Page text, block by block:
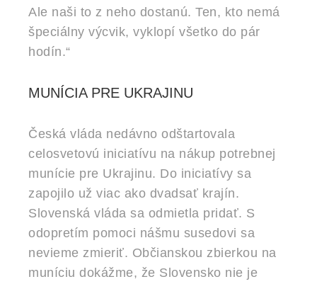
Ale naši to z neho dostanú. Ten, kto nemá
špeciálny výcvik, vyklopí všetko do pár
hodín.“
MUNÍCIA PRE UKRAJINU
Česká vláda nedávno odštartovala
celosvetovú iniciatívu na nákup potrebnej
munície pre Ukrajinu. Do iniciatívy sa
zapojilo už viac ako dvadsať krajín.
Slovenská vláda sa odmietla pridať. S
odopretím pomoci nášmu susedovi sa
nevieme zmieriť. Občianskou zbierkou na
muníciu dokážme, že Slovensko nie je